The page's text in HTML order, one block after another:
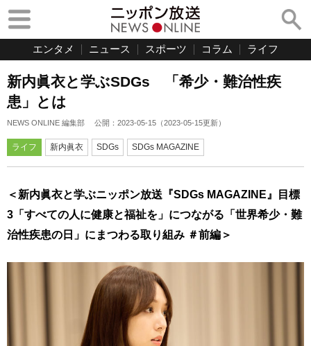
エンタメ ニュース スポーツ コラム ライフ
新内眞衣と学ぶSDGs 「希少・難治性疾
患」とは
NEWS ONLINE 編集部 公開： 2023-05-15 （2023-05-15更新）
ライフ 新内眞衣 SDGs SDGs MAGAZINE
＜新内眞衣と学ぶニッポン放送『SDGs MAGAZINE』目標
3「すべての人に健康と福祉を」につながる「世界希少・難
治性疾患の日」にまつわる取り組み ＃前編＞